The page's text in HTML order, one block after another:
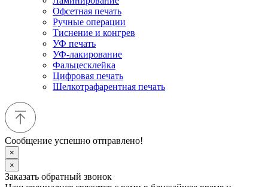
Офсетная печать
Ручные операции
Тиснение и конгрев
УФ печать
УФ-лакирование
Фальцесклейка
Цифровая печать
Шелкотрафарентная печать
Сообщение успешно отправлено!
×
×
Заказать обратный звонок